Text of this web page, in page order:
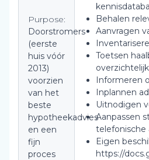
Purpose:
Doorstromers
(eerste
huis vóór
2013)
voorzien
van het
beste
hypotheekadvies
en een
fijn
proces
Behalen
Aanvragen
Toetsen
Informeren
Inplannen
Uitnodigen
Aanpassen
telefonische
Eigen
https://